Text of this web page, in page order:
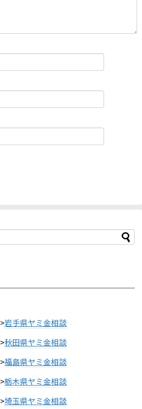
>岩手県ヤミ金相談
>秋田県ヤミ金相談
>福島県ヤミ金相談
>栃木県ヤミ金相談
>埼玉県ヤミ金相談